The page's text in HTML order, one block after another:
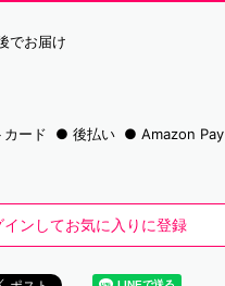
でお届け
カード 後払い Amazon Pay
インしてお気に入りに登録